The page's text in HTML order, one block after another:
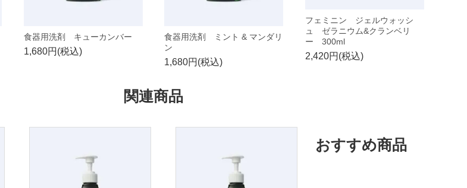
食器用洗剤 キューカンバー
1,680円(税込)
食器用洗剤 ミント & マンダリ
ン
1,680円(税込)
フェミニン ジェルウォッシ
ュ ゼラニウム&クランベリ
ー 300ml
2,420円(税込)
関連商品
おすすめ商品